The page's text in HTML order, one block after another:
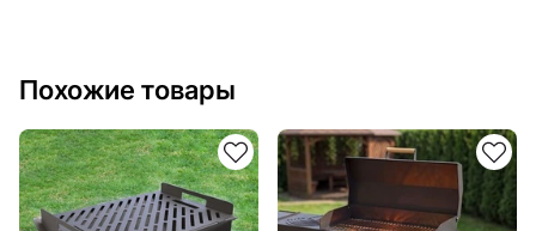
Похожие товары